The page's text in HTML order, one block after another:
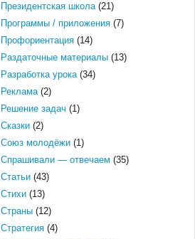
Президентская школа(21)
Программы / приложения(7)
Профориентация(14)
Раздаточные материалы(13)
Разработка урока(34)
Реклама(2)
Решение задач (1)
Сказки(2)
Союз молодёжи(1)
Спрашивали — отвечаем (35)
Статьи(43)
Стихи(13)
Страны(12)
Стратегия(4)